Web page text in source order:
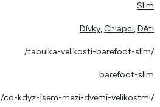
Slim
Dívky,Chlapci,Děti
/tabulka-velikosti-barefoot-slim/
barefoot-slim
/co-kdyz-jsem-mezi-dvemi-velikostmi/